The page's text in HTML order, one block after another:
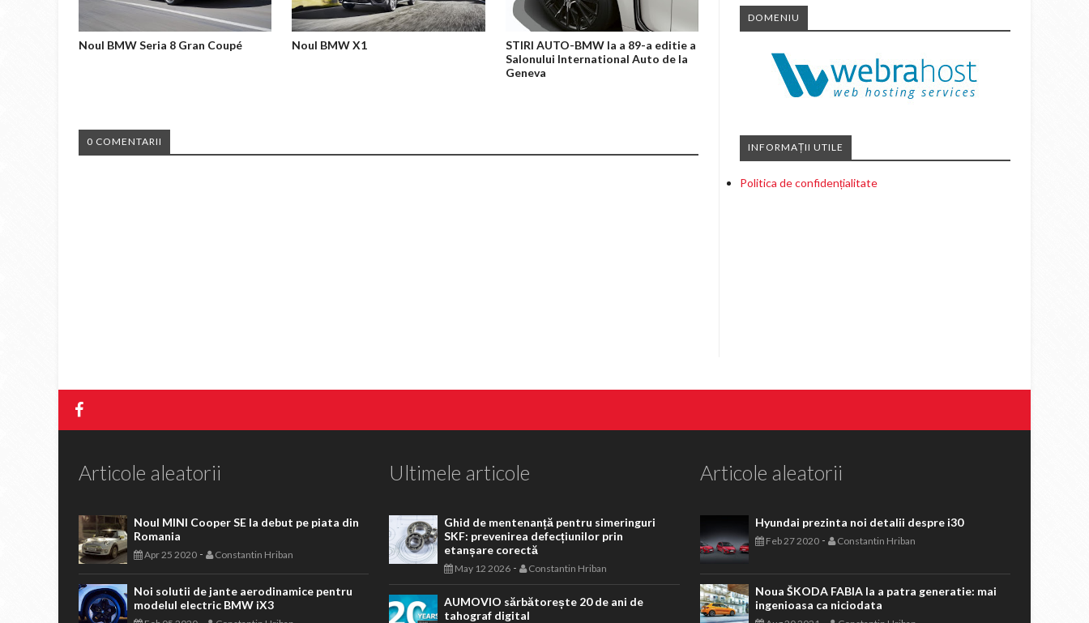
Noul BMW Seria 8 Gran Coupé Noul BMW X1
STIRI AUTO-BMW la a 89-a editie a
Salonului International Auto de la
Geneva
0 COMENTARII
DOMENIU
INFORMAȚII UTILE
Politica de confidențialitate
Articole aleatorii
Noul MINI Cooper SE la debut pe piata din
Romania
Apr 25 2020 - Constantin Hriban
Noi solutii de jante aerodinamice pentru
modelul electric BMW iX3
Ultimele articole
Ghid de mentenanță pentru simeringuri
SKF: prevenirea defecțiunilor prin
etanșare corectă
May 12 2026 - Constantin Hriban
AUMOVIO sărbătorește 20 de ani de
tahograf digital
Articole aleatorii
Hyundai prezinta noi detalii despre i30
Feb 27 2020- Constantin Hriban
Noua ŠKODA FABIA la a patra generatie: mai
ingenioasa ca niciodata